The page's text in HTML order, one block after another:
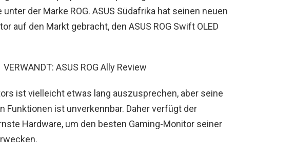
der Marke ROG. ASUS Südafrika hat seinen neuen
auf den Markt gebracht, den ASUS ROG Swift OLED
VERWANDT: ASUS ROG Ally Review
ist vielleicht etwas lang auszusprechen, aber seine
Funktionen ist unverkennbar. Daher verfügt der
Hardware, um den besten Gaming-Monitor seiner